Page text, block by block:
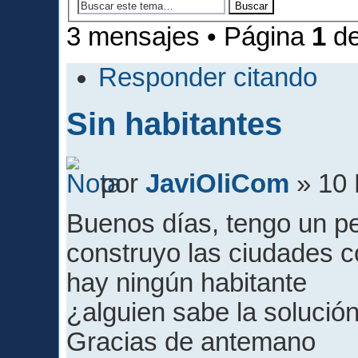
3 mensajes • Página 1
Responder citando
Sin habitantes
porJaviOliCom » 10
Buenos días, tengo un
construyo las ciudades
hay ningún habitante
¿alguien sabe la
Gracias de antemano